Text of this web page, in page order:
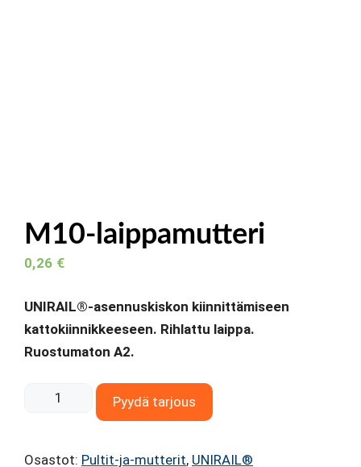
M10-laippamutteri
0,26 €
UNIRAIL®-asennuskiskon kiinnittämiseen
kattokiinnikkeeseen. Rihlattu laippa.
Ruostumaton A2.
laippamutteri
Pyydä tarjous
Osastot: Pultit-ja-mutterit, UNIRAIL®